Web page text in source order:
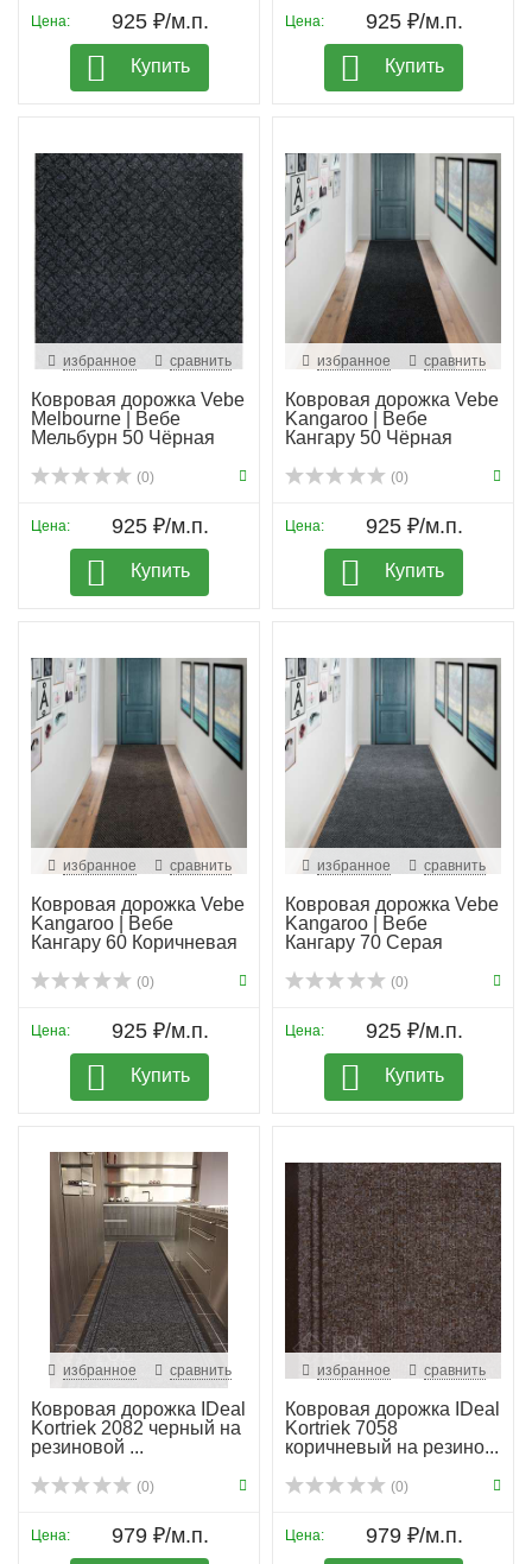
Цена: 925 ₽/м.п.
Купить
Цена: 925 ₽/м.п.
Купить
избранное сравнить
Ковровая дорожка Vebe
Melbourne | Вебе
Мельбурн 50 Чёрная
(0)
Цена: 925 ₽/м.п.
Купить
избранное сравнить
Ковровая дорожка Vebe
Kangaroo | Вебе
Кангару 50 Чёрная
(0)
Цена: 925 ₽/м.п.
Купить
избранное сравнить
Ковровая дорожка Vebe
Kangaroo | Вебе
Кангару 60 Коричневая
(0)
Цена: 925 ₽/м.п.
Купить
избранное сравнить
Ковровая дорожка Vebe
Kangaroo | Вебе
Кангару 70 Серая
(0)
Цена: 925 ₽/м.п.
Купить
избранное сравнить
Ковровая дорожка IDeal
Kortriek 2082 черный на
резиновой ...
(0)
Цена: 979 ₽/м.п.
избранное сравнить
Ковровая дорожка IDeal
Kortriek 7058
коричневый на резино...
(0)
Цена: 979 ₽/м.п.